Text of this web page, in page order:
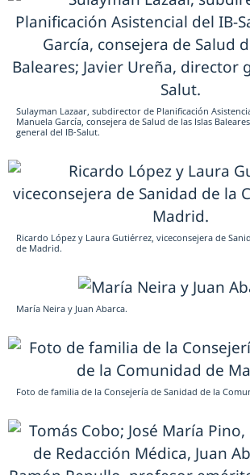
Sulayman Lazaar, subdirector de Planificación
Manuela García, consejera de Salud de las Islas
general del IB-Salut.
Ricardo López y Laura Gutiérrez, viceconsejera de
de Madrid.
María Neira y Juan Abarca.
Foto de familia de la Consejería de Sanidad de la